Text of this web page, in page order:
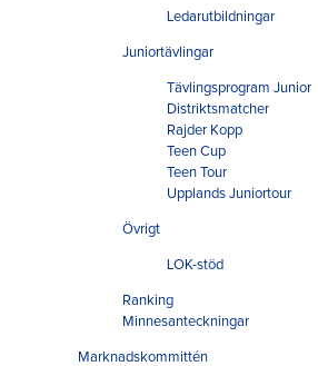
Ledarutbildningar
Juniortävlingar
Tävlingsprogram Junior
Distriktsmatcher
Rajder Kopp
Teen Cup
Teen Tour
Upplands Juniortour
Övrigt
LOK-stöd
Ranking
Minnesanteckningar
Marknadskommittén